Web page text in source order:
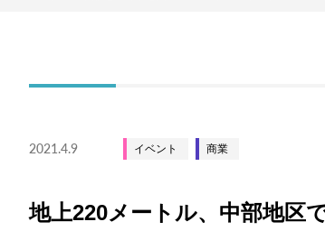
2021.4.9 イベント 商業
地上220メートル、中部地区